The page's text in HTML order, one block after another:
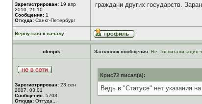
Зарегистрирован: 19 апр
2010, 21:10
Сообщения: 1
Откуда: Санкт-Петербург
граждани других государств.
Вернуться к началу
olimpik Заголовок сообщения: Re: Госпитализация
Зарегистрирован: 23 сен
2007, 03:01
Сообщения: 5703
Откуда: Оттуда...
Крис72 писал(а):
Ведь в "Статусе" нет указания